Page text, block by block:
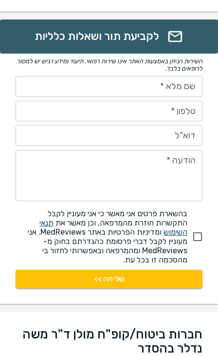
לקביעת תור ושאלות כלליות
השירות הניתן באמצעות האתר אינו שירות רפואי. תיעוד ומידע רגיש יש למסור
לרופאים בלבד.
שם מלא *
טלפון *
דוא"ל
הודעה *
בהשארת פרטים אני מאשר כי אני מעוניין לקבל
התקשרות חוזרת מהמרפאה, וכן מאשר את תנאי
השימוש
ומדיניות הפרטיות באתר MedReviews. אני
מעוניין לקבל דברי פרסומת כהגדרתם בחוק מ-
MedReviews ומהמרפאה ובאפשרותי לחזור בי
מהסכמה זו בכל עת.
שליחה >>
חברות ביטוח/קופ"ח מולן ד"ר משה
נדלר בהסדר